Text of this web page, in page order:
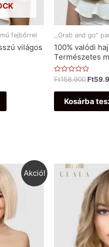
fejbőrrel
világos
,,Grab and go"
100% valódi
Természetes
Értékelés:
/
Ft158.900Ft
Kosárba
Akció!